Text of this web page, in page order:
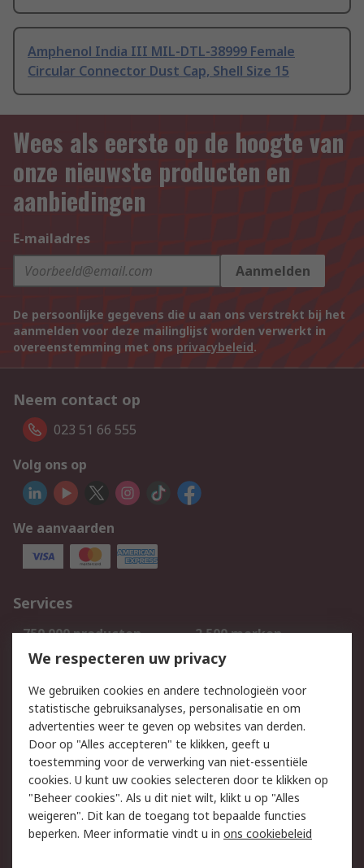
Amphenol India III MIL-DTL-38999 Female
Circular Connector Dust Cap, Shell Size 15
Wees als eerste op de hoogte van
onze nieuwste producten en
aanbiedingen
E-mailadres
Aanmelden
De persoonlijke gegevens die u aan ons verstrekt bij het
aanmelden voor deze mailinglijst worden verwerkt in
overeenstemming met ons privacybeleid.
Neem contact op
023 51 66 555
Volg ons op
We aanvaarden
Services
750.000 producten
2.500 merken
Bestellen
Inkoopoplossingen
Track & Trace
Wettelijk
Cookiebeleid
Email veiligheid
Privacybeleid
Websitevoorwaarden
Algemene
verkoopvoorwaarden
We respecteren uw privacy
We gebruiken cookies en andere technologieën voor
statistische gebruiksanalyses, personalisatie en om
advertenties weer te geven op websites van derden.
Door op "Alles accepteren" te klikken, geeft u
toestemming voor de verwerking van niet-essentiële
cookies. U kunt uw cookies selecteren door te klikken op
"Beheer cookies". Als u dit niet wilt, klikt u op "Alles
weigeren". Dit kan de toegang tot bepaalde functies
beperken. Meer informatie vindt u in ons cookiebeleid